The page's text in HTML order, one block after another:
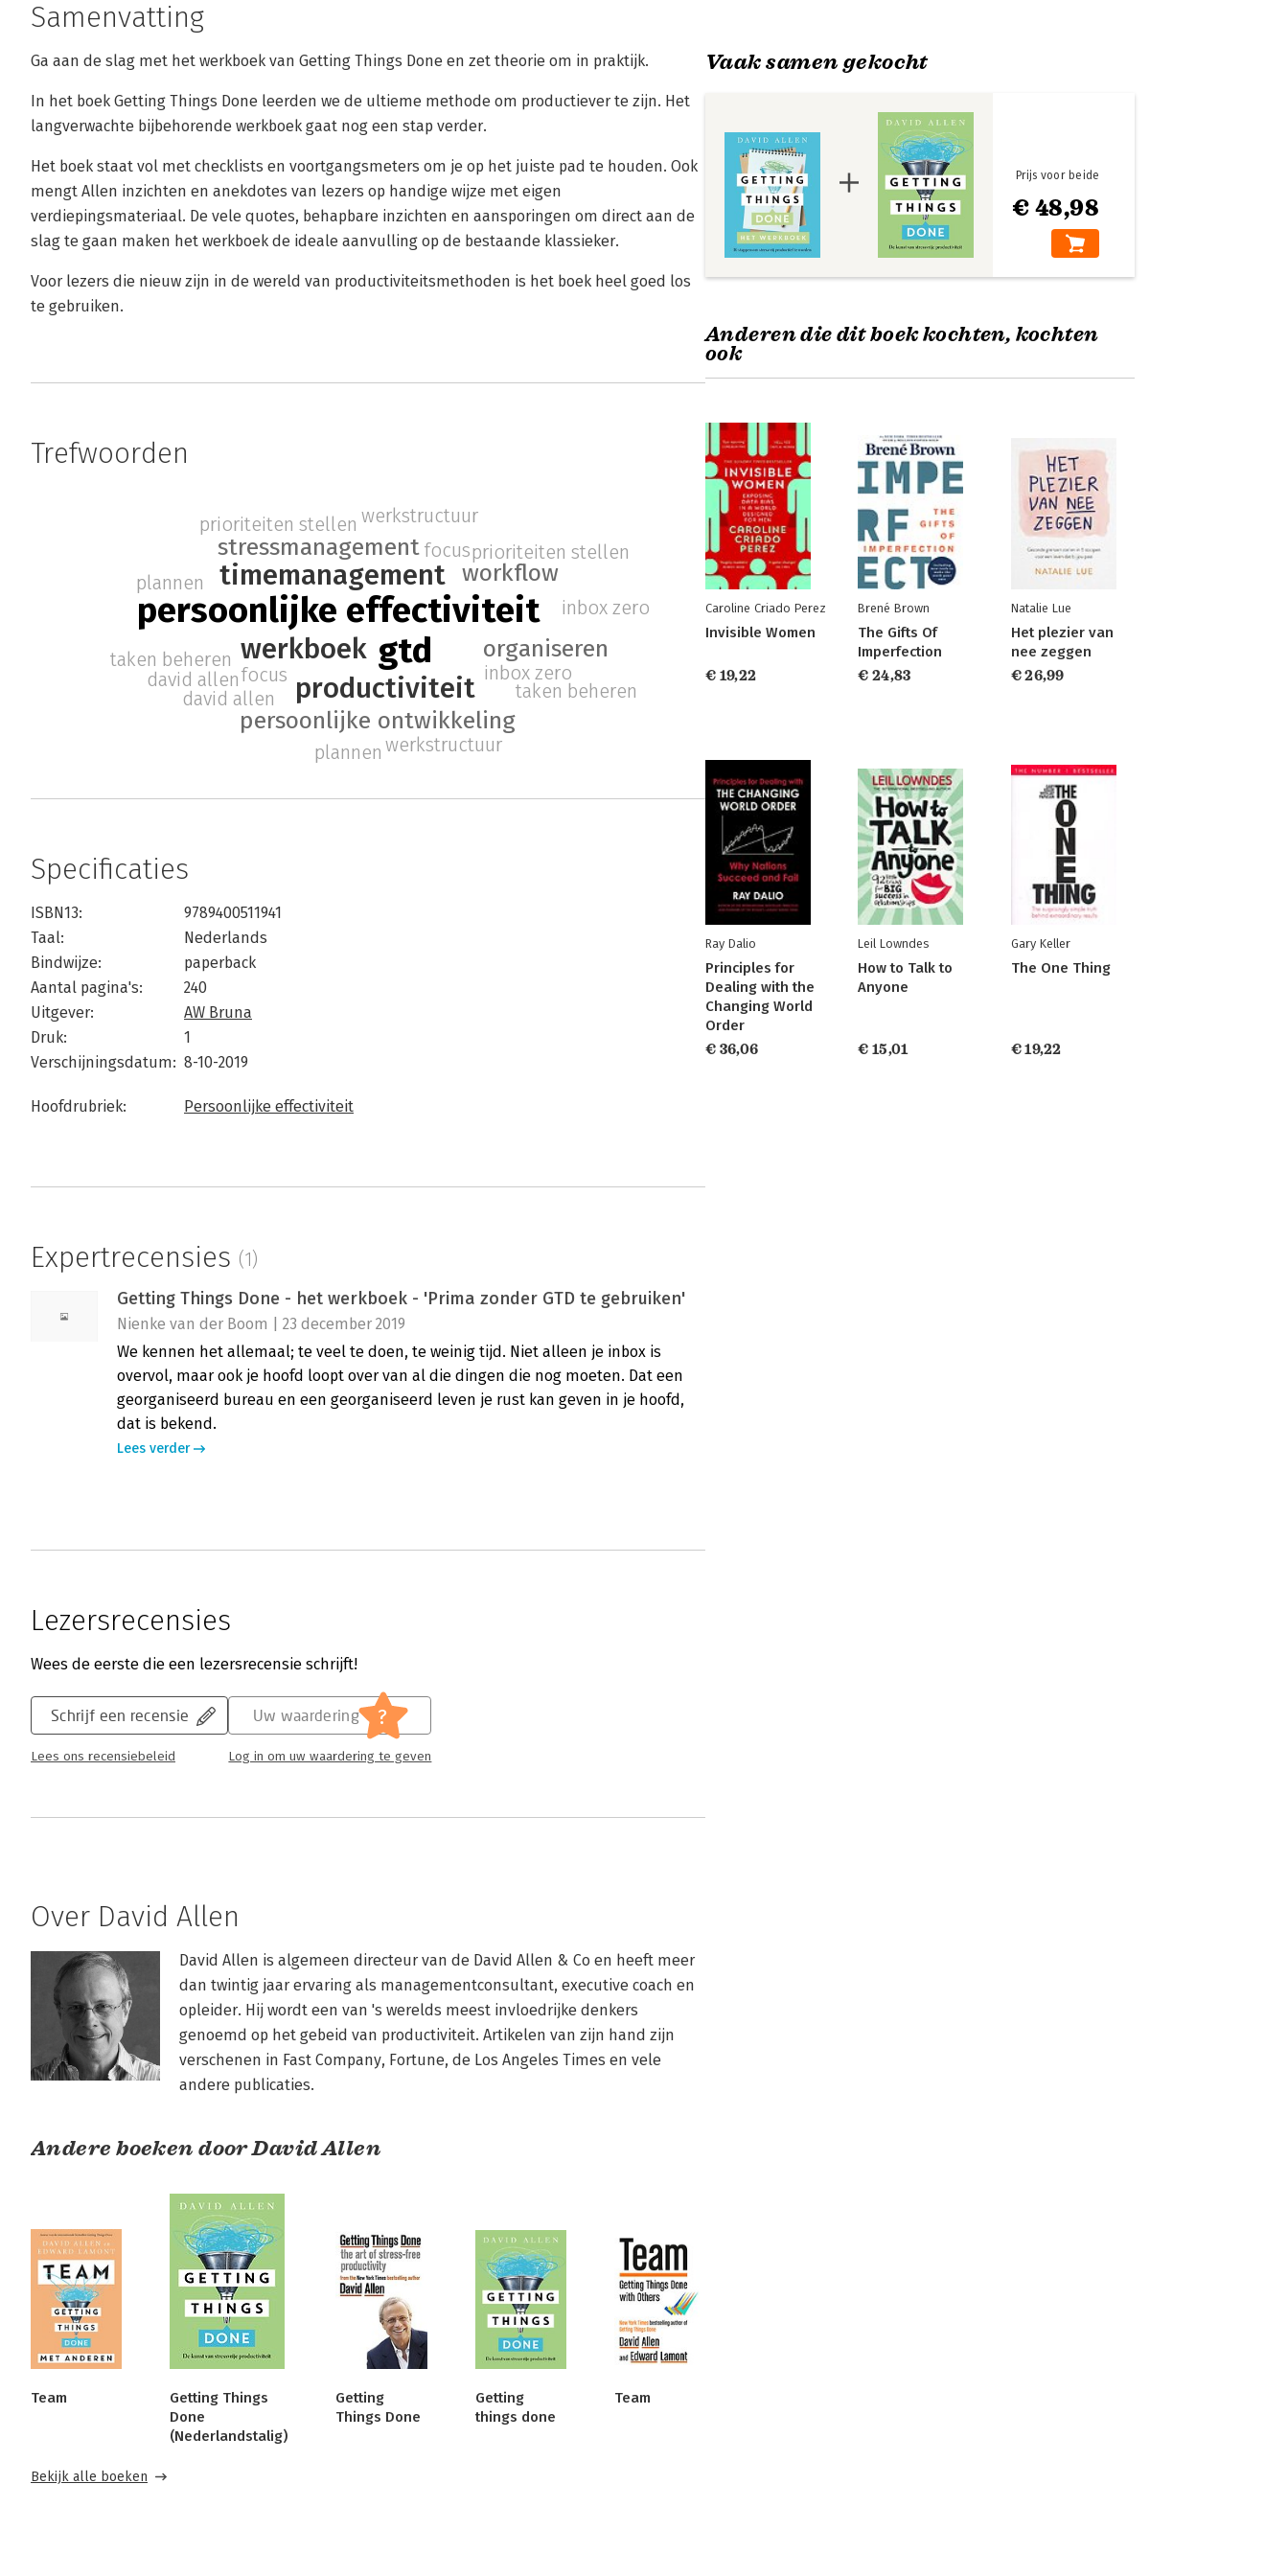
Samenvatting
Ga aan de slag met het werkboek van Getting Things Done en zet theorie om in praktijk.
In het boek Getting Things Done leerden we de ultieme methode om productiever te zijn. Het
langverwachte bijbehorende werkboek gaat nog een stap verder.
Het boek staat vol met checklists en voortgangsmeters om je op het juiste pad te houden. Ook
mengt Allen inzichten en anekdotes van lezers op handige wijze met eigen
verdiepingsmateriaal. De vele quotes, behapbare inzichten en aansporingen om direct aan de
slag te gaan maken het werkboek de ideale aanvulling op de bestaande klassieker.
Voor lezers die nieuw zijn in de wereld van productiviteitsmethoden is het boek heel goed los
te gebruiken.
Trefwoorden
persoonlijke effectiviteit
gtd
timemanagement
werkboek
productiviteit
stressmanagement
persoonlijke ontwikkeling
organiseren
workflow
focus
david allen
prioriteiten stellen
taken beheren
werkstructuur
inbox zero
plannen
focus
david allen
prioriteiten stellen
taken beheren
werkstructuur
inbox zero
plannen
Specificaties
ISBN13:
9789400511941
Taal:
Nederlands
Bindwijze:
paperback
Aantal pagina's:
240
Uitgever:
AW Bruna
Druk:
1
Verschijningsdatum: 8-10-2019
Hoofdrubriek: Persoonlijke effectiviteit
Expertrecensies (1)
Getting Things Done - het werkboek - 'Prima zonder GTD te gebruiken'
Nienke van der Boom | 23 december 2019
We kennen het allemaal; te veel te doen, te weinig tijd. Niet alleen je inbox is
overvol, maar ook je hoofd loopt over van al die dingen die nog moeten. Dat een
georganiseerd bureau en een georganiseerd leven je rust kan geven in je hoofd,
dat is bekend.
Lees verder
Lezersrecensies
Wees de eerste die een lezersrecensie schrijft!
Schrijf een recensie
Lees ons recensiebeleid
Uw waardering ?
Log in om uw waardering te geven
Over David Allen
David Allen is algemeen directeur van de David Allen & Co en heeft meer
dan twintig jaar ervaring als managementconsultant, executive coach en
opleider. Hij wordt een van 's werelds meest invloedrijke denkers
genoemd op het gebeid van productiviteit. Artikelen van zijn hand zijn
verschenen in Fast Company, Fortune, de Los Angeles Times en vele
andere publicaties.
Andere boeken door David Allen
Team
Getting Things
Done
(Nederlandstalig)
Getting
Things Done
Getting
things done
Team
Bekijk alle boeken
Vaak samen gekocht
€ 48,98
Prijs voor beide
Anderen die dit boek kochten, kochten
ook
Caroline Criado Perez
Invisible Women
€ 19,22
Brené Brown
The Gifts Of
Imperfection
€ 24,83
Natalie Lue
Het plezier van
nee zeggen
€ 26,99
Ray Dalio
Principles for
Dealing with the
Changing World
Order
€ 36,06
Leil Lowndes
How to Talk to
Anyone
€ 15,01
Gary Keller
The One Thing
€ 19,22